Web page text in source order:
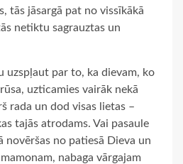
tās jāsargā pat no vissīkākā
netiktu sagrauztas un
uzspļaut par to, ka dievam, ko
uzticamies vairāk nekā
rada un dod visas lietas –
tajās atrodams. Vai pasaule
novēršas no patiesā Dieva un
nabaga vārgajam